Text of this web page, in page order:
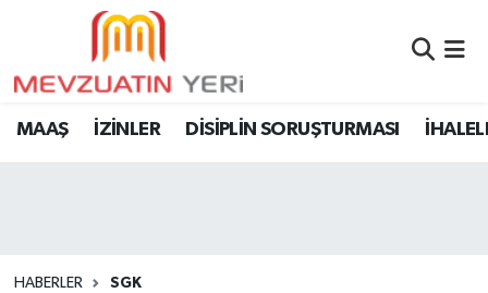
MAAŞ İZİNLER DİSİPLİN SORUŞTURMASI
HABERLER SGK